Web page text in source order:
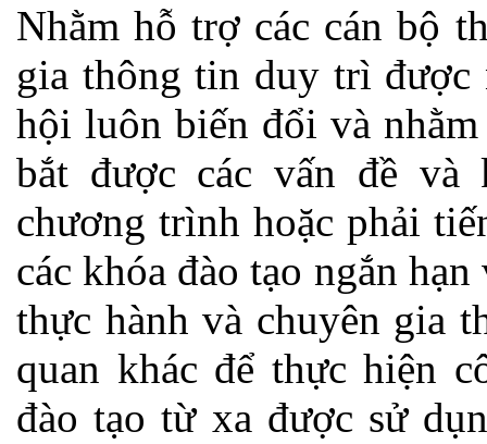
Nhằm hỗ trợ các cán bộ
gia thông tin duy trì được
hội luôn biến đổi và
bắt được các vấn đề và
chương trình hoặc phải
các khóa đào tạo ngắn
thực hành và chuyên gia
quan khác để thực hiện
đào tạo từ xa được sử